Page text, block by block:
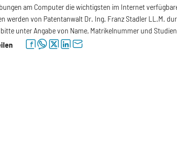
am Computer die wichtigsten im Internet
werden von Patentanwalt Dr. Ing. Franz Stadler LL.M.
unter Angabe von Name, Matrikelnummer und
facebookwhatsapptwitterlinkedinletter